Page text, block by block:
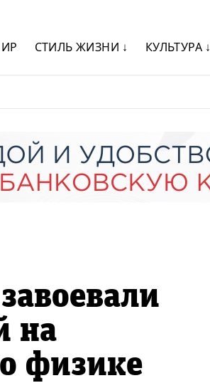
СТИЛЬ ЖИЗНИ ↓ КУЛЬТУРА ↓
на
физике